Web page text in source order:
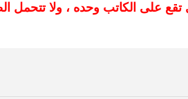
على الكاتب وحده ، ولا تتحمل